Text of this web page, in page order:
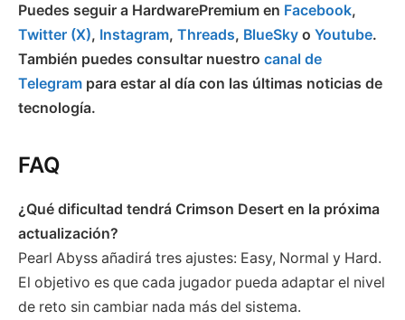
Puedes seguir a HardwarePremium en Facebook,
Twitter (X), Instagram, Threads, BlueSky o Youtube.
También puedes consultar nuestro canal de
Telegram para estar al día con las últimas noticias de
tecnología.
FAQ
¿Qué dificultad tendrá Crimson Desert en la próxima
actualización?
Pearl Abyss añadirá tres ajustes: Easy, Normal y Hard.
El objetivo es que cada jugador pueda adaptar el nivel
de reto sin cambiar nada más del sistema.